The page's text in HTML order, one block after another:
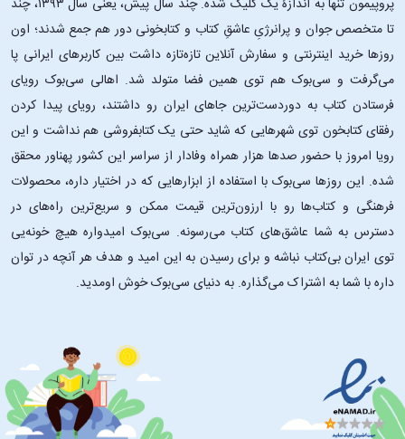
پروپیمون تنها به اندازۀ یک کلیک شده. چند سال پیش، یعنی سال ۱۳۹۳، چند
تا متخصص جوان و پرانرژیِ عاشقِ کتاب و کتابخونی دور هم جمع شدند؛ اون‌
روزها خرید اینترنتی و سفارش آنلاین تازه‌تازه داشت بین کاربرهای ایرانی پا
می‌گرفت و سی‌بوک هم توی همین فضا متولد شد. اهالی سی‌بوک رویای
فرستادن کتاب به دوردست‌ترین جاهای ایران رو داشتند، رویای پیدا کردن
رفقای کتابخون توی شهرهایی که شاید حتی یک کتابفروشی هم نداشت و این
رویا امروز با حضور صدها هزار همراه وفادار از سراسر این کشور پهناور محقق
شده. این ‌روزها سی‌بوک با استفاده از ابزارهایی که در اختیار داره، محصولات
فرهنگی و کتاب‌ها رو با ارزون‌ترین قیمت ممکن و سریع‌ترین راه‌های در
دسترس به شما عاشق‌های کتاب می‌رسونه. سی‌بوک امیدواره هیچ خونه‌یی
توی ایران بی‌کتاب نباشه و برای رسیدن به این امید و هدف هر آنچه در توان
داره با شما به اشتراک می‌گذاره. به دنیای سی‌بوک خوش اومدید.